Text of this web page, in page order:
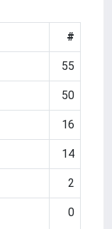
#
55
50
16
14
2
0